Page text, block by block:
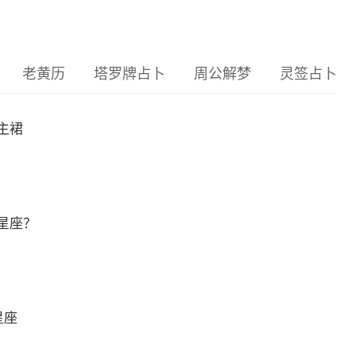
老黄历 塔罗牌占卜 周公解梦 灵签占卜
裙
座？
座